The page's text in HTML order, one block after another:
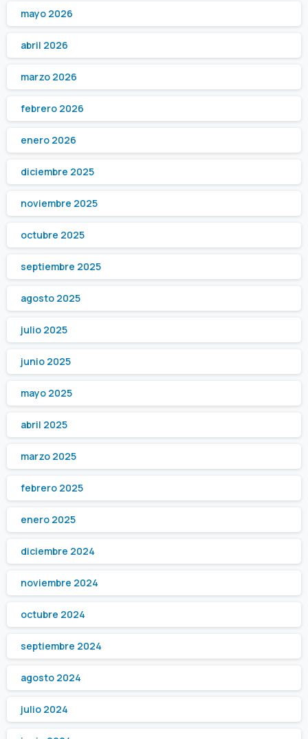
mayo 2026
abril 2026
marzo 2026
febrero 2026
enero 2026
diciembre 2025
noviembre 2025
octubre 2025
septiembre 2025
agosto 2025
julio 2025
junio 2025
mayo 2025
abril 2025
marzo 2025
febrero 2025
enero 2025
diciembre 2024
noviembre 2024
octubre 2024
septiembre 2024
agosto 2024
julio 2024